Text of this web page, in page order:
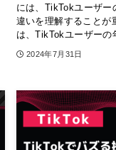
には、TikTokユーザ
違いを理解することが
は、TikTokユーザーの
2024年7月31日